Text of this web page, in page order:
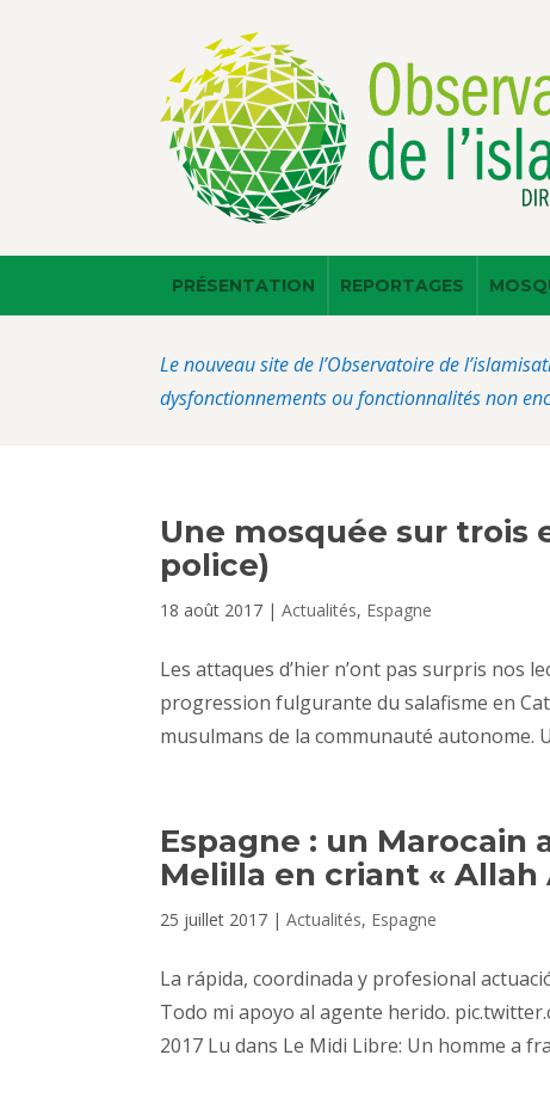
PRÉSENTATION REPORTAGES
Le nouveau site de l’Observatoire de
dysfonctionnements ou fonctionnalités non
Une mosquée sur trois
police)
18 août 2017 |Actualités, Espagne
Les attaques d’hier n’ont pas surpris nos
progression fulgurante du salafisme en
musulmans de la communauté autonome.
Espagne : un
Melilla en criant « Allah
25 juillet 2017 |Actualités, Espagne
La rápida, coordinada y profesional
Todo mi apoyo al agente herido.
2017 Lu dans Le Midi Libre: Un homme a